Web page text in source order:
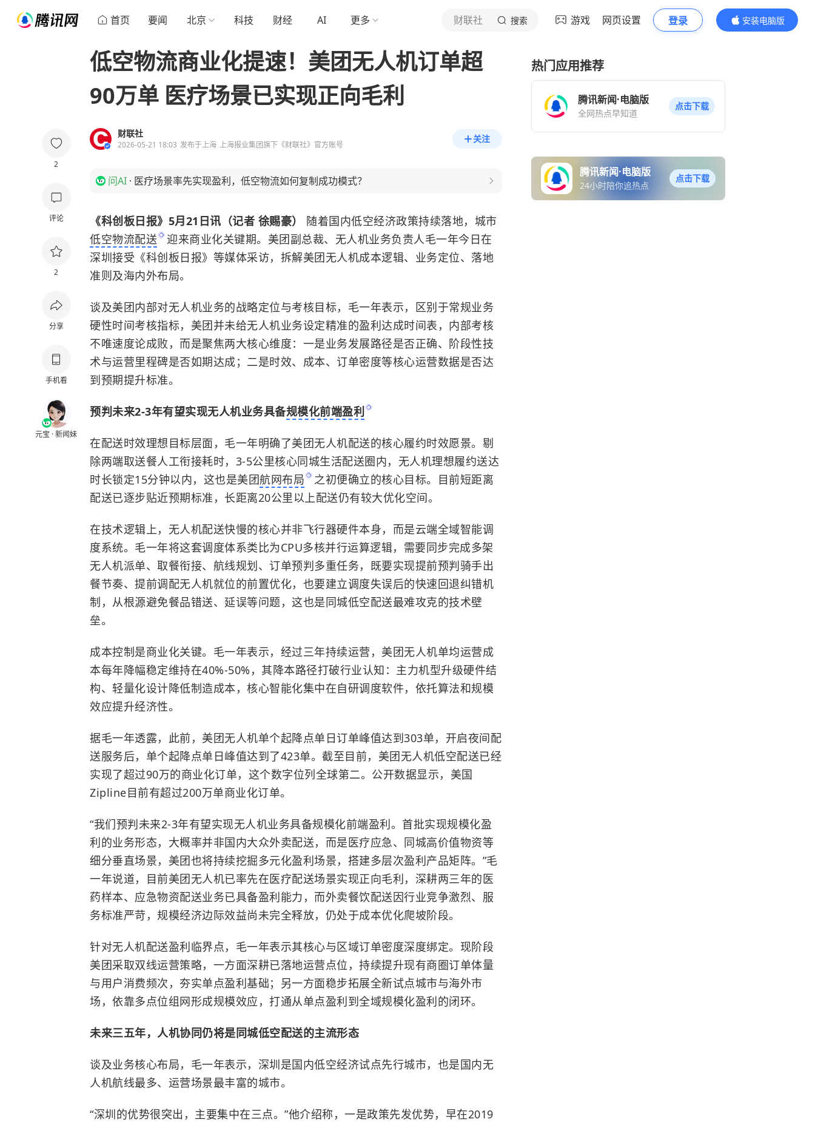
首页 要闻 北京 科技 财经 AI 更多 财联社 搜索 游戏 网页设置 登录
安装电脑版
内容更精彩
2
评论
2
分享
手机看
元宝 · 新闻妹
低空物流商业化提速！美团无人机订单超
90万单 医疗场景已实现正向毛利
财联社
2026-05-21 18:03 发布于上海 上海报业集团旗下《财联社》官方账号
关注
问AI · 医疗场景率先实现盈利，低空物流如何复制成功模式？
《科创板日报》5月21日讯（记者 徐赐豪）
随着国内低空经济政策持续落地，城市
低空物流配送
迎来商业化关键期。美团副总裁、无人机业务负责人毛一年今日在
深圳接受《科创板日报》等媒体采访，拆解美团无人机成本逻辑、业务定位、落地
准则及海内外布局。
谈及美团内部对无人机业务的战略定位与考核目标，毛一年表示，区别于常规业务
硬性时间考核指标，美团并未给无人机业务设定精准的盈利达成时间表， 内部考核
不唯速度论成败，而是聚焦两大核心维度：一是业务发展路径是否正确、阶段性技
术与运营里程碑是否如期达成；二是时效、成本、订单密度等核心运营数据是否达
到预期提升标准。
预判未来2-3年有望实现无人机业务具备规模化前端盈利
在配送时效理想目标层面，毛一年明确了美团无人机配送的核心履约时效愿景。剔
除两端取送餐人工衔接耗时，3-5公里核心同城生活配送圈内，无人机理想履约送达
时长锁定15分钟以内，这也是美团航网布局
之初便确立的核心目标。目前短距离
配送已逐步贴近预期标准，长距离20公里以上配送仍有较大优化空间。
在技术逻辑上， 无人机配送快慢的核心并非飞行器硬件本身，而是云端全域智能调
度系统。毛一年将这套调度体系类比为CPU多核并行运算逻辑，需要同步完成多架
无人机派单、取餐衔接、航线规划、订单预判多重任务，既要实现提前预判骑手出
餐节奏、提前调配无人机就位的前置优化，也要建立调度失误后的快速回退纠错机
制，从根源避免餐品错送、延误等问题，这也是同城低空配送最难攻克的技术壁
垒。
成本控制是商业化关键。毛一年表示，经过三年持续运营，美团无人机单均运营成
本每年降幅稳定维持在40%-50%，其降本路径打破行业认知：主力机型升级硬件结
构、轻量化设计降低制造成本，核心智能化集中在自研调度软件，依托算法和规模
效应提升经济性。
据毛一年透露，此前，美团无人机单个起降点单日订单峰值达到303单，开启夜间配
送服务后，单个起降点单日峰值达到了423单。截至目前，美团无人机低空配送已经
实现了超过90万的商业化订单，这个数字位列全球第二。公开数据显示，美国
Zipline目前有超过200万单商业化订单。
“我们预判未来2-3年有望实现无人机业务具备规模化前端盈利。首批实现规模化盈
利的业务形态，大概率并非国内大众外卖配送，而是医疗应急、同城高价值物资等
细分垂直场景，美团也将持续挖掘多元化盈利场景，搭建多层次盈利产品矩阵。”毛
一年说道，目前美团无人机已率先在医疗配送场景实现正向毛利，深耕两三年的医
药样本、应急物资配送业务已具备盈利能力，而外卖餐饮配送因行业竞争激烈、服
务标准严苛，规模经济边际效益尚未完全释放，仍处于成本优化爬坡阶段。
针对无人机配送盈利临界点，毛一年表示其核心与区域订单密度深度绑定。现阶段
美团采取双线运营策略，一方面深耕已落地运营点位，持续提升现有商圈订单体量
与用户消费频次，夯实单点盈利基础；另一方面稳步拓展全新试点城市与海外市
场，依靠多点位组网形成规模效应，打通从单点盈利到全域规模化盈利的闭环。
未来三五年，人机协同仍将是同城低空配送的主流形态
谈及业务核心布局，毛一年表示，深圳是国内低空经济试点先行城市，也是国内无
人机航线最多、运营场景最丰富的城市。
“深圳的优势很突出，主要集中在三点。”他介绍称，一是政策先发优势，早在2019
热门应用推荐
腾讯新闻·电脑版
全网热点早知道
点击下载
腾讯新闻·电脑版
24小时陪你追热点
点击下载